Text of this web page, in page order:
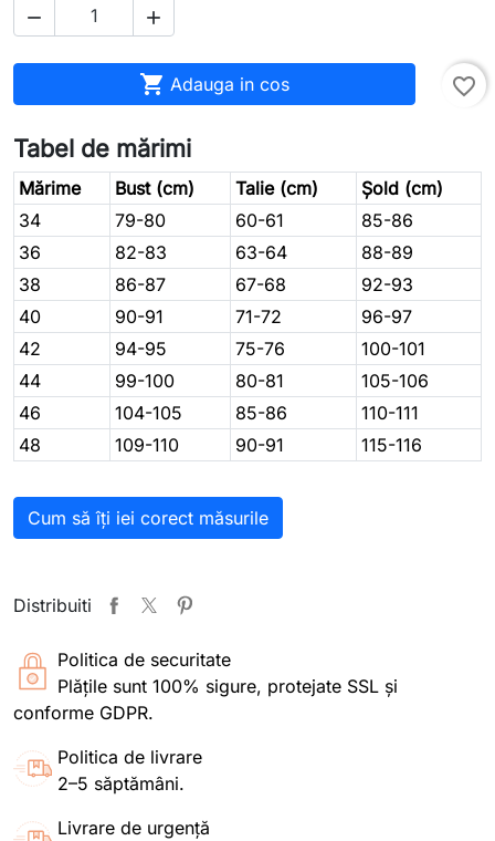
 
 Adauga in cos favorite_border
Tabel de mărimi
Mărime Bust (cm) Talie (cm)
Șold (cm)
34
79-80 60-61
85-86
36
82-83 63-64
88-89
38
86-87 67-68
92-93
40
90-91 71-72
96-97
42
94-95 75-76
100-101
44
99-100 80-81
105-106
46
104-105 85-86
110-111
48
109-110 90-91 115-116
Cum să îți iei corect măsurile
Distribuiti
Politica de securitate
Plățile sunt 100% sigure, protejate SSL și
conforme GDPR.
Politica de livrare
2–5 săptămâni.
Livrare de urgență